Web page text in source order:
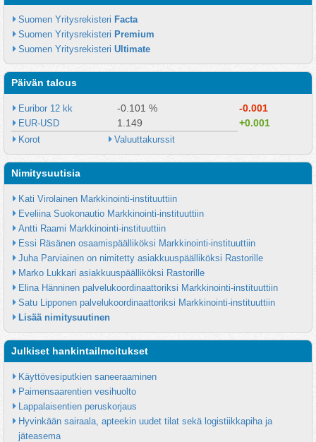
Suomen Yritysrekisteri Facta
Suomen Yritysrekisteri Premium
Suomen Yritysrekisteri Ultimate
Päivän talous
Euribor 12 kk -0.101 % -0.001
EUR-USD 1.149 +0.001
Korot Valuuttakurssit
Nimitysuutisia
Kati Virolainen Markkinointi-instituuttiin
Eveliina Suokonautio Markkinointi-instituuttiin
Antti Raami Markkinointi-instituuttiin
Essi Räsänen osaamispäälliköksi Markkinointi-instituuttiin
Juha Parviainen on nimitetty asiakkuuspäälliköksi Rastorille
Marko Lukkari asiakkuuspäälliköksi Rastorille
Elina Hänninen palvelukoordinaattoriksi Markkinointi-instituuttiin
Satu Lipponen palvelukoordinaattoriksi Markkinointi-instituuttiin
Lisää nimitysuutinen
Julkiset hankintailmoitukset
Käyttövesiputkien saneeraaminen
Paimensaarentien vesihuolto
Lappalaisentien peruskorjaus
Hyvinkään sairaala, apteekin uudet tilat sekä logistiikkapiha ja
jäteasema